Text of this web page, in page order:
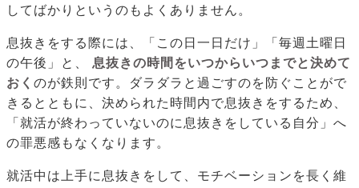
してばかりというのもよくありません。
息抜きをする際には、「この日一日だけ」「毎週土曜日
の午後」と、
息抜きの時間をいつからいつまでと決めて
おく のが鉄則です。ダラダラと過ごすのを防ぐことがで
きるとともに、決められた時間内で息抜きをするため、
「就活が終わっていないのに息抜きをしている自分」へ
の罪悪感もなくなります。
就活中は上手に息抜きをして、モチベーションを長く維